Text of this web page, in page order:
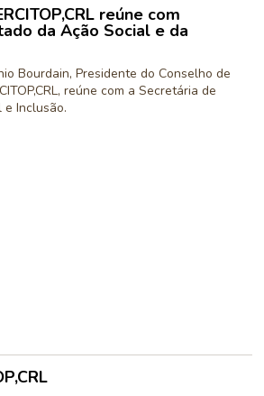
reúne com
da Ação Social e da
Bourdain, Presidente do Conselho de
reúne com a Secretária de
e Inclusão.